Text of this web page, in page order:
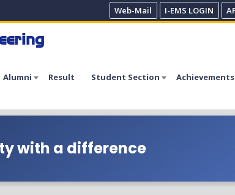
Web-Mail I-EMS LOGIN
Alumni Result Student Section
Achievements
with a difference